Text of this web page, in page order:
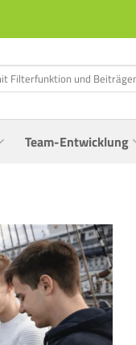
Team-Entwicklung